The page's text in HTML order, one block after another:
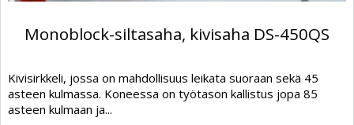
Monoblock-siltasaha, kivisaha DS-450QS
Kivisirkkeli, jossa on mahdollisuus leikata suoraan sekä 45
asteen kulmassa. Koneessa on työtason kallistus jopa 85
asteen kulmaan ja...